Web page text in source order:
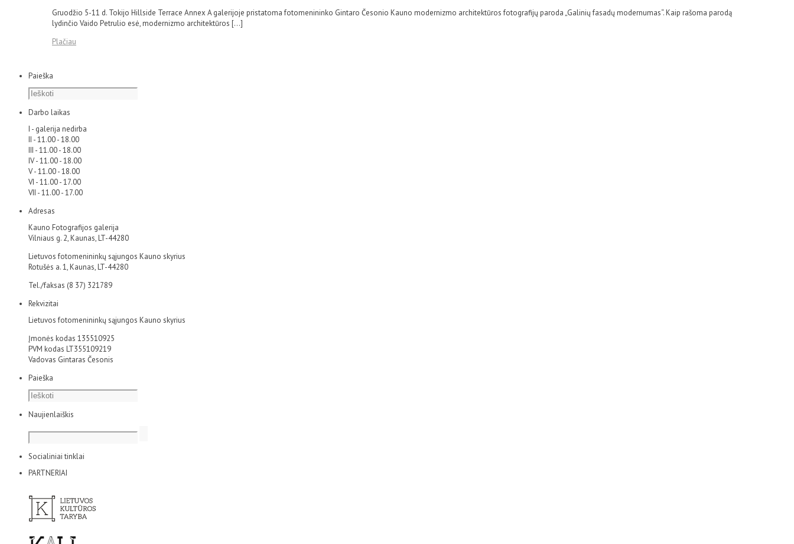
Gruodžio 5-11 d. Tokijo Hillside Terrace Annex A galerijoje pristatoma fotomenininko Gintaro Česonio Kauno modernizmo architektūros fotografijų paroda „Galinių fasadų modernumas“. Kaip rašoma parodą
lydinčio Vaido Petrulio esė, modernizmo architektūros […]
Plačiau
Paieška
Darbo laikas
I - galerija nedirba
II - 11.00 - 18.00
III - 11.00 - 18.00
IV - 11.00 - 18.00
V - 11.00 - 18.00
VI - 11.00 - 17.00
VII - 11.00 - 17.00
Adresas
Kauno Fotografijos galerija
Vilniaus g. 2, Kaunas, LT-44280
Lietuvos fotomenininkų sąjungos Kauno skyrius
Rotušės a. 1, Kaunas, LT-44280
Tel./faksas (8 37) 321789
Rekvizitai
Lietuvos fotomenininkų sąjungos Kauno skyrius
Įmonės kodas 135510925
PVM kodas LT355109219
Vadovas Gintaras Česonis
Paieška
Naujienlaiškis
Socialiniai tinklai
PARTNERIAI